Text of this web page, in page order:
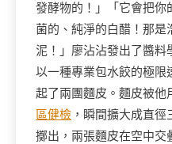
發酵物的！」「它會把你
菌的、純淨的白醋！那
泥！」廖沾沾發出了醬
以一種專業包水餃的極限
起了兩團麵皮。麵皮被他
區健檢 ，瞬間擴大成直
擲出，兩張麵皮在空中交